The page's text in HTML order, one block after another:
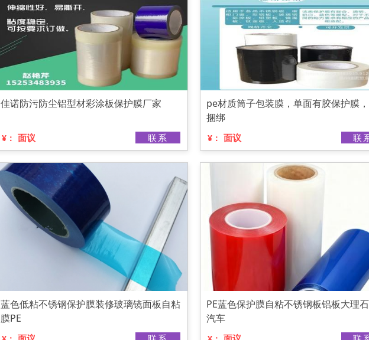
佳诺防污防尘铝型材彩涂板保护膜厂家
¥： 面议 联系
pe材质筒子包装膜，单面有胶保护膜
捆绑
¥： 面议 联
蓝色低粘不锈钢保护膜装修玻璃镜面板自粘
膜PE
PE蓝色保护膜自粘不锈钢板铝板大理
汽车